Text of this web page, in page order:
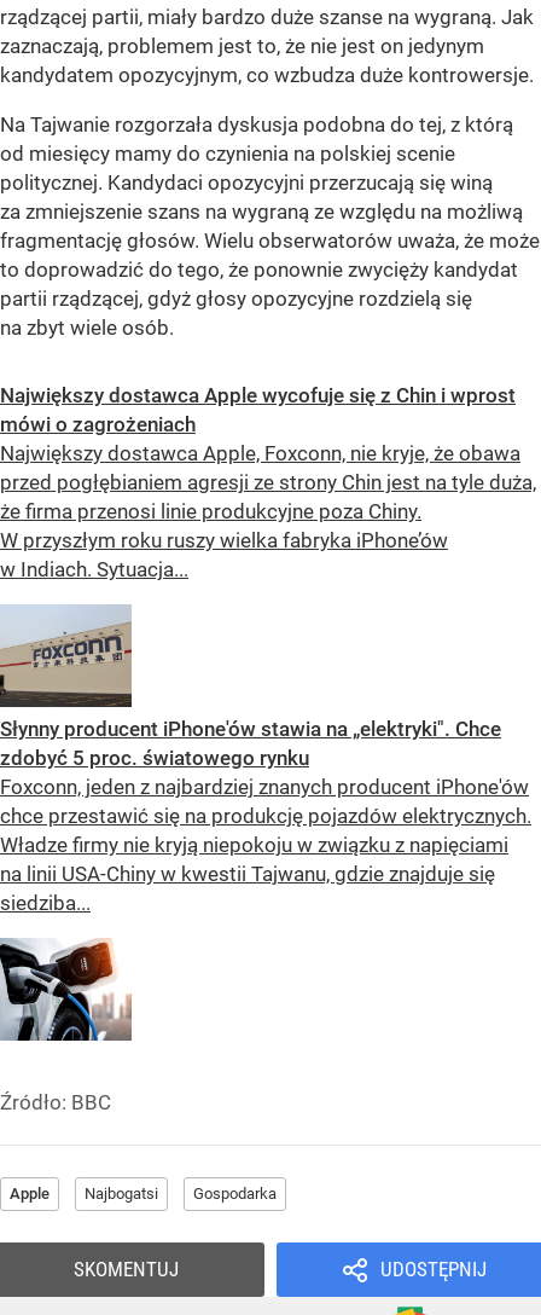
rządzącej partii, miały bardzo duże szanse na wygraną. Jak
zaznaczają, problemem jest to, że nie jest on jedynym
kandydatem opozycyjnym, co wzbudza duże kontrowersje.
Na Tajwanie rozgorzała dyskusja podobna do tej, z którą
od miesięcy mamy do czynienia na polskiej scenie
politycznej. Kandydaci opozycyjni przerzucają się winą
za zmniejszenie szans na wygraną ze względu na możliwą
fragmentację głosów. Wielu obserwatorów uważa, że może
to doprowadzić do tego, że ponownie zwycięży kandydat
partii rządzącej, gdyż głosy opozycyjne rozdzielą się
na zbyt wiele osób.
Największy dostawca Apple wycofuje się z Chin i wprost
mówi o zagrożeniach
Największy dostawca Apple, Foxconn, nie kryje, że obawa
przed pogłębianiem agresji ze strony Chin jest na tyle duża,
że firma przenosi linie produkcyjne poza Chiny.
W przyszłym roku ruszy wielka fabryka iPhone’ów
w Indiach. Sytuacja...
Słynny producent iPhone'ów stawia na „elektryki". Chce
zdobyć 5 proc. światowego rynku
Foxconn, jeden z najbardziej znanych producent iPhone'ów
chce przestawić się na produkcję pojazdów elektrycznych.
Władze firmy nie kryją niepokoju w związku z napięciami
na linii USA-Chiny w kwestii Tajwanu, gdzie znajduje się
siedziba...
Źródło: BBC
Apple Najbogatsi Gospodarka
UDOSTĘPNIJ
SKOMENTUJ